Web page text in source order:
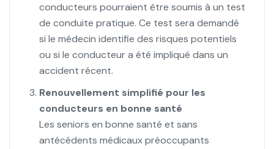
conducteurs pourraient être soumis à un test
de conduite pratique. Ce test sera demandé
si le médecin identifie des risques potentiels
ou si le conducteur a été impliqué dans un
accident récent.
Renouvellement simplifié pour les
conducteurs en bonne santé
Les seniors en bonne santé et sans
antécédents médicaux préoccupants